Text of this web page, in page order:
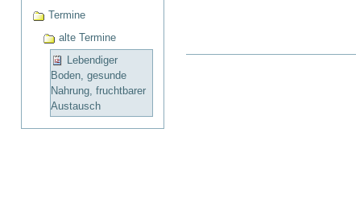
Termine
alte Termine
Lebendiger
Boden, gesunde
Nahrung, fruchtbarer
Austausch